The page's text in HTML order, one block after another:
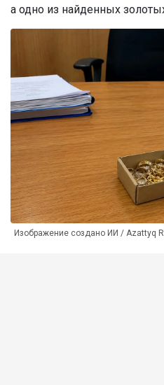
а одно из найденных
Изображение создано ИИ / Azattyq